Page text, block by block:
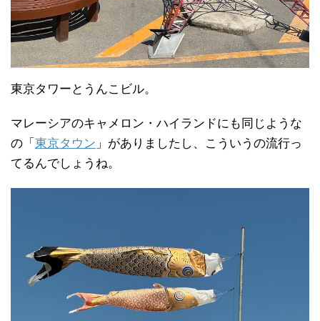
東京タワーとうんこビル。
マレーシアのキャメロン・ハイランドにも同じような
の「 東京タウン 」がありましたし、こういうの流行っ
てるんでしょうね。